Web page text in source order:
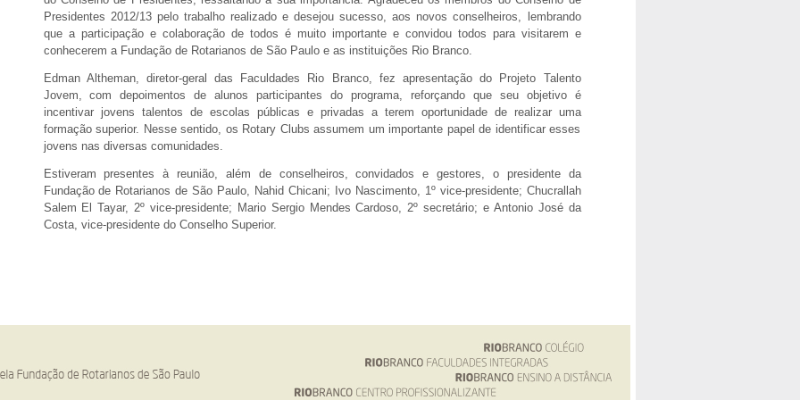
Presidentes 2012/13 pelo trabalho realizado e desejou sucesso, aos novos conselheiros, lembrando
que a participação e colaboração de todos é muito importante e convidou todos para visitarem e
conhecerem a Fundação de Rotarianos de São Paulo e as instituições Rio Branco.
Edman Altheman, diretor-geral das Faculdades Rio Branco, fez apresentação do Projeto Talento
Jovem, com depoimentos de alunos participantes do programa, reforçando que seu objetivo é
incentivar jovens talentos de escolas públicas e privadas a terem oportunidade de realizar uma
formação superior. Nesse sentido, os Rotary Clubs assumem um importante papel de identificar esses
jovens nas diversas comunidades.
Estiveram presentes à reunião, além de conselheiros, convidados e gestores, o presidente da
Fundação de Rotarianos de São Paulo, Nahid Chicani; Ivo Nascimento, 1º vice-presidente; Chucrallah
Salem El Tayar, 2º vice-presidente; Mario Sergio Mendes Cardoso, 2º secretário; e Antonio José da
Costa, vice-presidente do Conselho Superior.